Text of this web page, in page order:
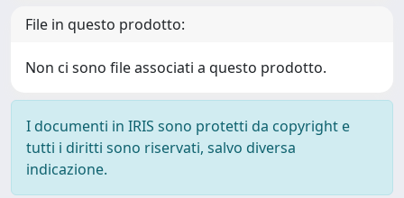
File in questo prodotto:
Non ci sono file associati a questo prodotto.
I documenti in IRIS sono protetti da copyright e
tutti i diritti sono riservati, salvo diversa
indicazione.